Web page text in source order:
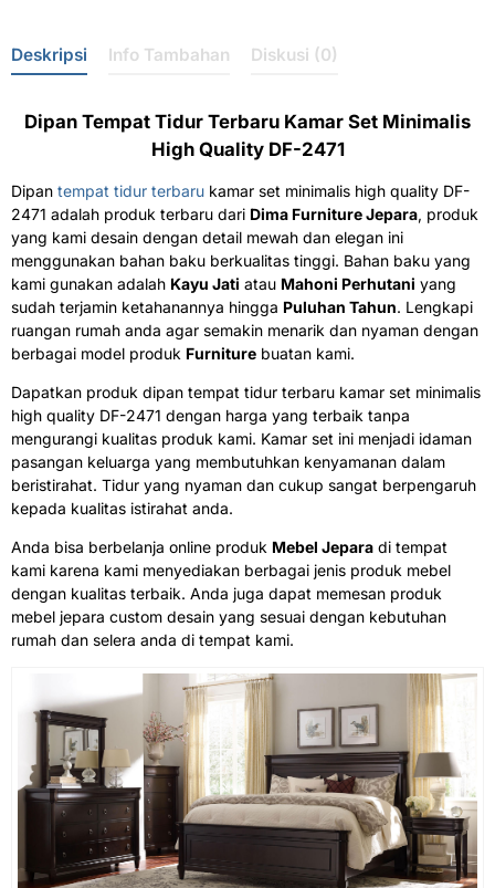
Deskripsi Info Tambahan Diskusi (0)
Dipan Tempat Tidur Terbaru Kamar Set Minimalis
High Quality DF-2471
Dipan tempat tidur terbaru kamar set minimalis high quality DF-
2471 adalah produk terbaru dari Dima Furniture Jepara, produk
yang kami desain dengan detail mewah dan elegan ini
menggunakan bahan baku berkualitas tinggi. Bahan baku yang
kami gunakan adalah Kayu Jati atau Mahoni Perhutani yang
sudah terjamin ketahanannya hingga Puluhan Tahun. Lengkapi
ruangan rumah anda agar semakin menarik dan nyaman dengan
berbagai model produk Furniture buatan kami.
Dapatkan produk dipan tempat tidur terbaru kamar set minimalis
high quality DF-2471 dengan harga yang terbaik tanpa
mengurangi kualitas produk kami. Kamar set ini menjadi idaman
pasangan keluarga yang membutuhkan kenyamanan dalam
beristirahat. Tidur yang nyaman dan cukup sangat berpengaruh
kepada kualitas istirahat anda.
Anda bisa berbelanja online produk Mebel Jepara di tempat
kami karena kami menyediakan berbagai jenis produk mebel
dengan kualitas terbaik. Anda juga dapat memesan produk
mebel jepara custom desain yang sesuai dengan kebutuhan
rumah dan selera anda di tempat kami.